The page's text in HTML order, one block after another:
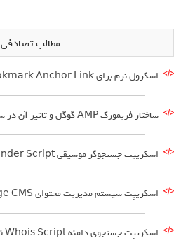
مطالب تصادفی
اسکرول نرم برای Bookmark Anchor Link ها در طراحی وب سایت
ساختار فریمورک AMP گوگل و تاثیر آن در سئو
اسکریپت جستجوگر موسیقی MP3 Finder Script
اسکریپت سیستم مدیریت محتوای Image CMS
اسکریپت جستجوی دامنه Whois Script نسخه 1.5